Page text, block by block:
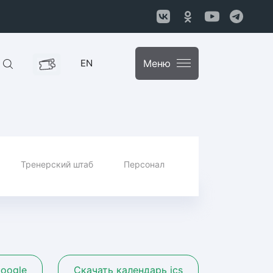
EN Меню
Тренерский штаб Персонал
Скачать календарь ics